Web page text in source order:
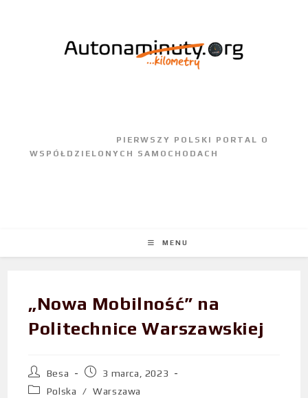
MENU
„Nowa Mobilność” na
Politechnice Warszawskiej
Besa
3 marca, 2023
Polska
/ Warszawa